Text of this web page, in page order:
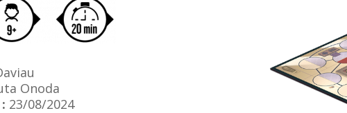
Onoda
23/08/2024